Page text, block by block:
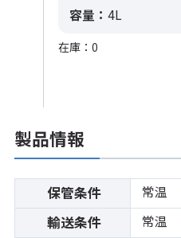
容量： 4L
在庫：0
製品情報
保管条件 常温
輸送条件 常温